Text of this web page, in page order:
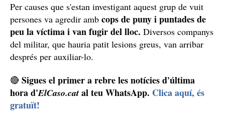
Per causes que s'estan investigant aquest grup de vuit
persones va agredir amb cops de puny i puntades de
peu la víctima i van fugir del lloc. Diversos companys
del militar, que hauria patit lesions greus, van arribar
després per auxiliar-lo.
🔴 Sigues el primer a rebre les notícies d'última
hora d'ElCaso.cat al teu WhatsApp. Clica aquí, és
gratuït!